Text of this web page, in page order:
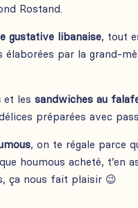
Rostand.
gustative libanaise, tout
par la grand-
et lessandwiches au
préparées avec
, on te régale parce
houmous acheté, t’en
ça nous fait plaisir 😉